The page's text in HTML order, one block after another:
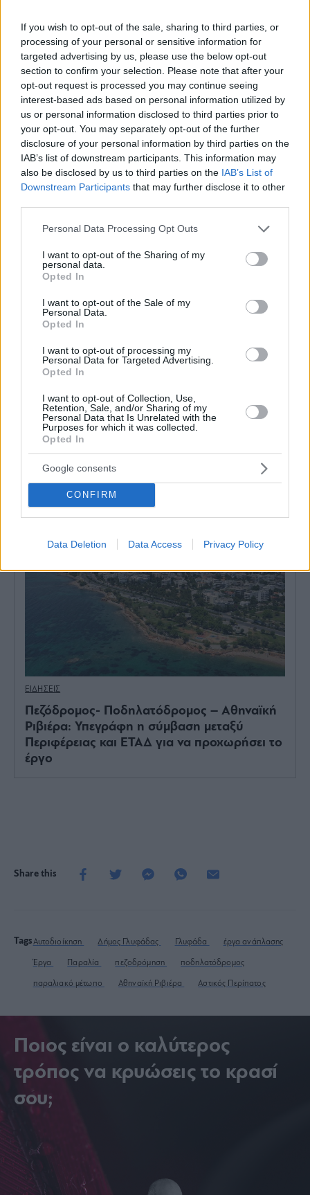
If you wish to opt-out of the sale, sharing to third parties, or
processing of your personal or sensitive information for
targeted advertising by us, please use the below opt-out
section to confirm your selection. Please note that after your
opt-out request is processed you may continue seeing
interest-based ads based on personal information utilized by
us or personal information disclosed to third parties prior to
your opt-out. You may separately opt-out of the further
disclosure of your personal information by third parties on the
IAB’s list of downstream participants. This information may
also be disclosed by us to third parties on the IAB’s List of
Downstream Participants that may further disclose it to other
Please note that this website/app uses one or more Google
not limited to your visit or usage behaviour. You may click to
grant or deny consent to Google and its third-party tags to
use your data for below specified purposes in below Google
consent section.
Personal Data Processing Opt Outs
I want to opt-out of the Sharing of my
personal data.
Opted In
I want to opt-out of the Sale of my
Personal Data.
Opted In
I want to opt-out of processing my
Personal Data for Targeted Advertising.
Opted In
I want to opt-out of Collection, Use,
Retention, Sale, and/or Sharing of my
Personal Data that Is Unrelated with the
Purposes for which it was collected.
Opted In
Google consents
CONFIRM
Data Deletion Data Access Privacy Policy
Η διαδρομή του πεζόδρομου – ποδηλατόδρομου της
Γλυφάδας θα είναι συνολικά 5 χιλιομέτρων. Το έργο
που υλοποιεί ο δήμος Γλυφάδας εξελίσσεται
ταυτόχρονα και αποτελεί «συνέχεια» του μεγάλου
Καλλιθέα έως τη Βούλα, που υλοποιείται από την
Περιφέρεια Αττικής, η οποία μάλιστα την Παρασκευή
24 Νοεμβρίου υπέγραψε σχετική σύμβαση
παραχώρησης με την ΕΤΑΔ ΑΕ. Με τη σχετική
σύμβαση η «Εταιρεία Ακινήτων Δημοσίου» ΕΤΑΔ ΑΕ,
παραχωρεί «ελεύθερα εδαφικά τμήματα ακινήτων
ΣΧΕΤΙΚΟ ΘΕΜΑ
ΕΙΔΗΣΕΙΣ
Πεζόδρομος- Ποδηλατόδρομος – Αθηναϊκή
Ριβιέρα: Υπεγράφη η σύμβαση μεταξύ
Περιφέρειας και ΕΤΑΔ για να προχωρήσει το
έργο
Share this
TagsΑυτοδιοίκηση Δήμος Γλυφάδας Γλυφάδα έργα ανάπλασης
Έργα Παραλία πεζοδρόμηση ποδηλατόδρομος
παραλιακό μέτωπο Αθηναϊκή Ριβιέρα Αστικός Περίπατος
Ποιος είναι ο καλύτερος
τρόπος να κρυώσεις το κρασί
σου;